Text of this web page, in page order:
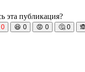
эта публикация?
0 😆 0 😡 0 🤔 0